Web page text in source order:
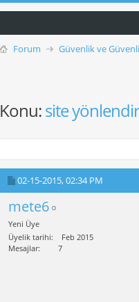
Forum Güvenlik ve
Konu:site
02-15-2015,02:34 PM
mete6
Yeni Üye
Üyelik tarihi
Feb 2015
Mesajlar
7